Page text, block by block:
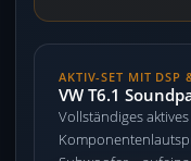
AKTIV-SET MIT DSP
VW T6.1
Vollständiges